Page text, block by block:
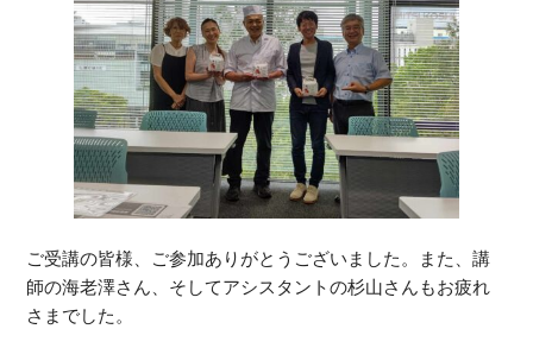
ご受講の皆様、ご参加ありがとうございました。また、講
師の海老澤さん、そしてアシスタントの杉山さんもお疲れ
さまでした。